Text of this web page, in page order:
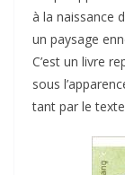
à la naissance
un paysage
C’est un livre
sous
tant par le